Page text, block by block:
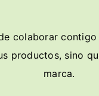
colaborar
productos, sino
marca.